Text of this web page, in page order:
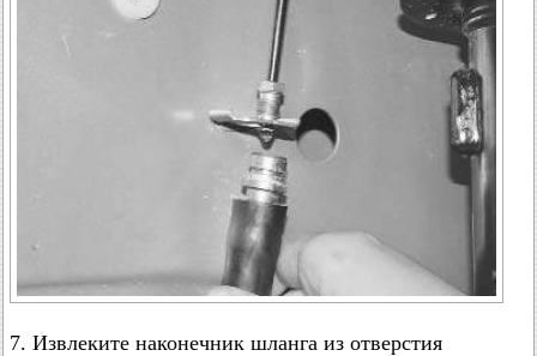
7. Извлеките наконечник шланга из отверстия